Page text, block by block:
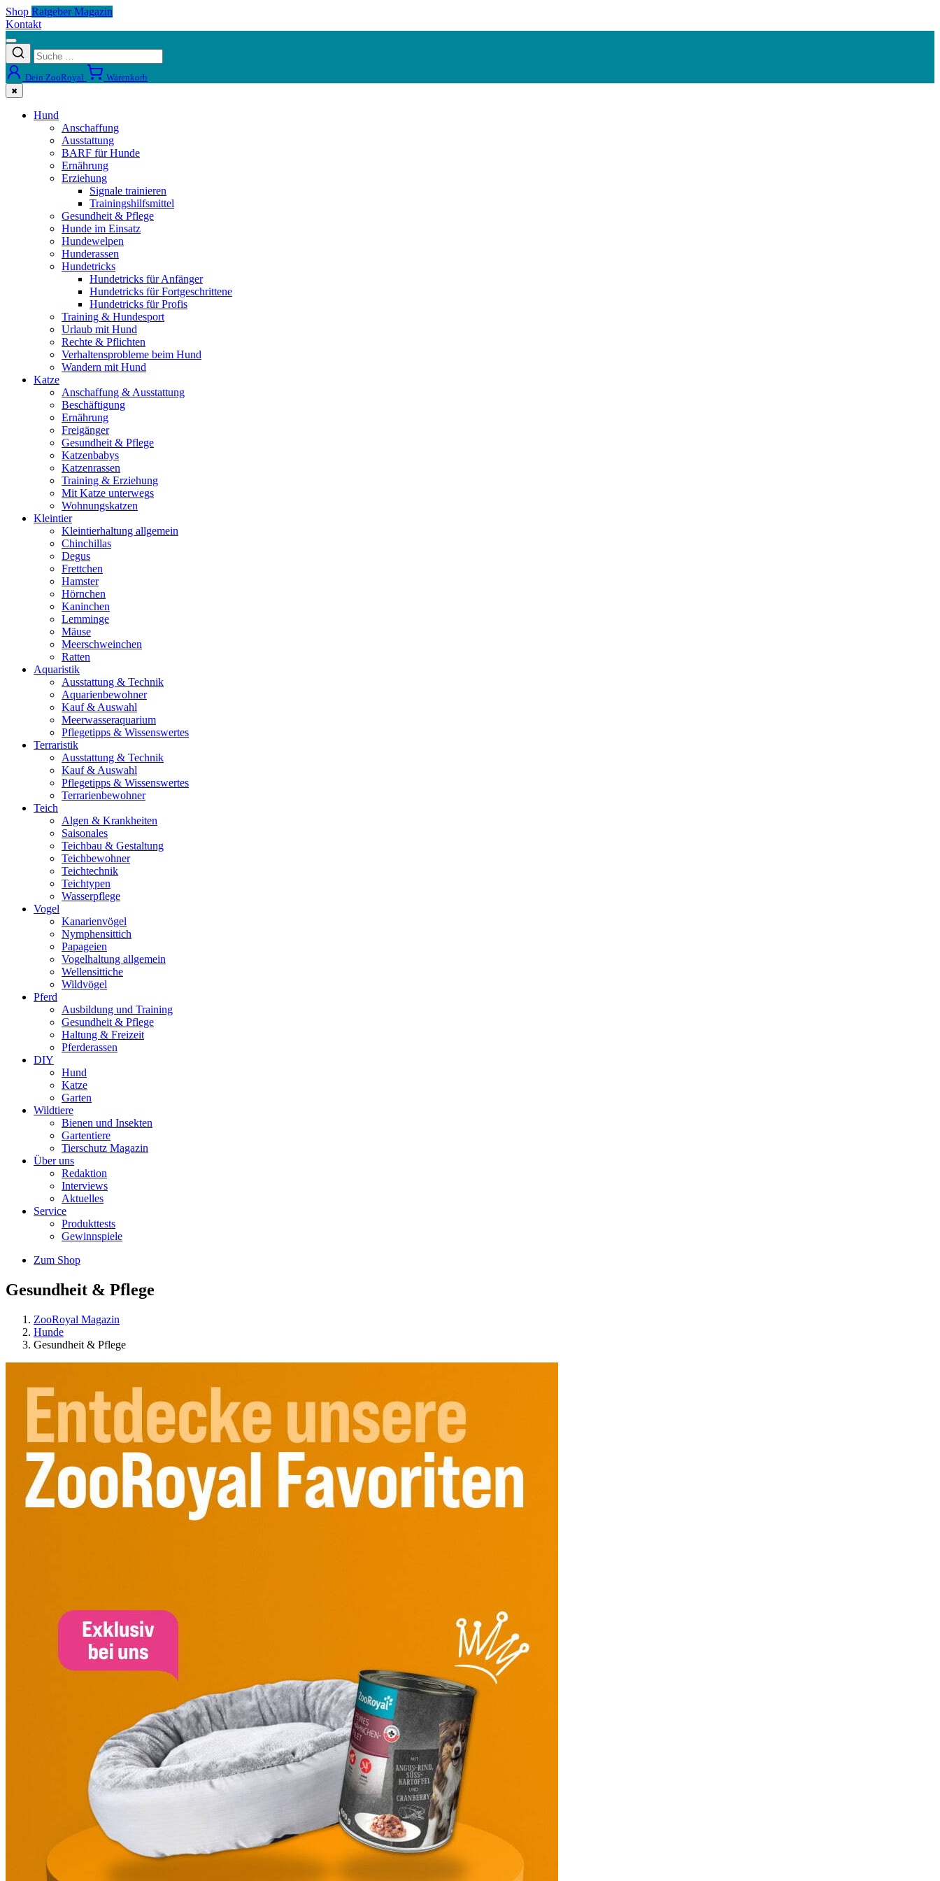
Shop Ratgeber Magazin
Kontakt
Dein ZooRoyal Warenkorb
✖
Hund
Anschaffung
Ausstattung
BARF für Hunde
Ernährung
Erziehung
Signale trainieren
Trainingshilfsmittel
Gesundheit & Pflege
Hunde im Einsatz
Hundewelpen
Hunderassen
Hundetricks
Hundetricks für Anfänger
Hundetricks für Fortgeschrittene
Hundetricks für Profis
Training & Hundesport
Urlaub mit Hund
Rechte & Pflichten
Verhaltensprobleme beim Hund
Wandern mit Hund
Katze
Anschaffung & Ausstattung
Beschäftigung
Ernährung
Freigänger
Gesundheit & Pflege
Katzenbabys
Katzenrassen
Training & Erziehung
Mit Katze unterwegs
Wohnungskatzen
Kleintier
Kleintierhaltung allgemein
Chinchillas
Degus
Frettchen
Hamster
Hörnchen
Kaninchen
Lemminge
Mäuse
Meerschweinchen
Ratten
Aquaristik
Ausstattung & Technik
Aquarienbewohner
Kauf & Auswahl
Meerwasseraquarium
Pflegetipps & Wissenswertes
Terraristik
Ausstattung & Technik
Kauf & Auswahl
Pflegetipps & Wissenswertes
Terrarienbewohner
Teich
Algen & Krankheiten
Saisonales
Teichbau & Gestaltung
Teichbewohner
Teichtechnik
Teichtypen
Wasserpflege
Vogel
Kanarienvögel
Nymphensittich
Papageien
Vogelhaltung allgemein
Wellensittiche
Wildvögel
Pferd
Ausbildung und Training
Gesundheit & Pflege
Haltung & Freizeit
Pferderassen
DIY
Hund
Katze
Garten
Wildtiere
Bienen und Insekten
Gartentiere
Tierschutz Magazin
Über uns
Redaktion
Interviews
Aktuelles
Service
Produkttests
Gewinnspiele
Zum Shop
Gesundheit & Pflege
ZooRoyal Magazin
Hunde
Gesundheit & Pflege